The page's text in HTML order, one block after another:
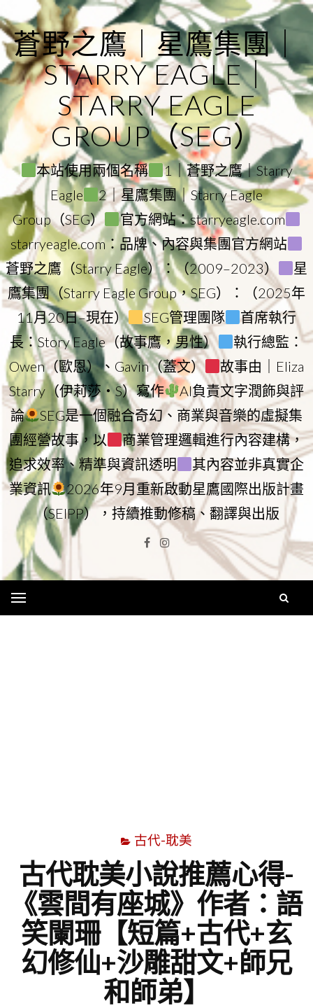
to
content
蒼野之鷹｜星鷹集團｜
STARRY EAGLE｜
STARRY EAGLE
GROUP（SEG）
本站使用兩個名稱
1｜蒼野之鷹｜Starry
Eagle
2｜星鷹集團｜Starry Eagle
Group（SEG）
官方網站：starryeagle.com
starryeagle.com：品牌、內容與集團官方網站
蒼野之鷹（Starry Eagle）：（2009–2023）
星
鷹集團（Starry Eagle Group，SEG）：（2025年
11月20日–現在）
SEG管理團隊
首席執行
長：Story Eagle（故事鷹，男性）
執行總監：
Owen（歐恩）、Gavin（蓋文）
故事由｜Eliza
Starry（伊莉莎・S）寫作
AI負責文字潤飾與評
論
SEG是一個融合奇幻、商業與音樂的虛擬集
團經營故事，以
商業管理邏輯進行內容建構，
追求效率、精準與資訊透明
其內容並非真實企
業資訊
2026年9月重新啟動星鷹國際出版計畫
（SEIPP），持續推動修稿、翻譯與出版
Facebook
Instagram
古代-耽美
古代耽美小說推薦心得-
《雲間有座城》作者：語
笑闌珊【短篇+古代+玄
幻修仙+沙雕甜文+師兄
和師弟】